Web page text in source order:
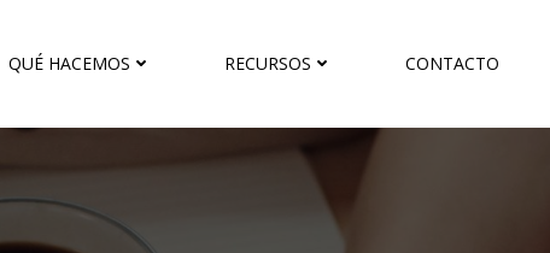
QUÉ HACEMOS RECURSOS CONTACTO